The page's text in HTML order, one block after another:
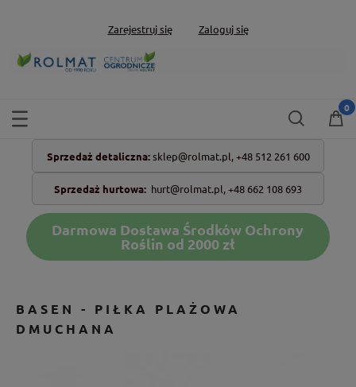
Zarejestruj się Zaloguj się
Sprzedaż detaliczna: sklep@rolmat.pl, +48 512 261 600
Sprzedaż hurtowa: hurt@rolmat.pl,+48 662 108 693
Darmowa Dostawa Środków Ochrony
Roślin od 2000 zł
BASEN - PIŁKA PLAŻOWA
DMUCHANA